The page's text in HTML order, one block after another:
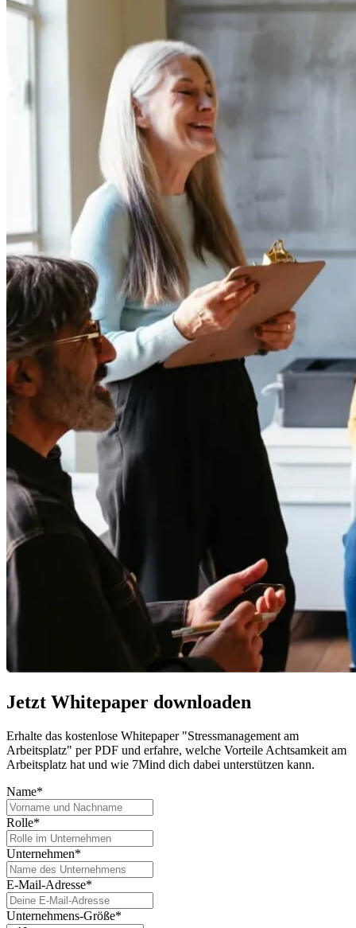
Jetzt Whitepaper downloaden
Erhalte das kostenlose Whitepaper "Stressmanagement am
Arbeitsplatz" per PDF und erfahre, welche Vorteile Achtsamkeit am
Arbeitsplatz hat und wie 7Mind dich dabei unterstützen kann.
Name*
Rolle*
Unternehmen*
E-Mail-Adresse*
Unternehmens-Größe*